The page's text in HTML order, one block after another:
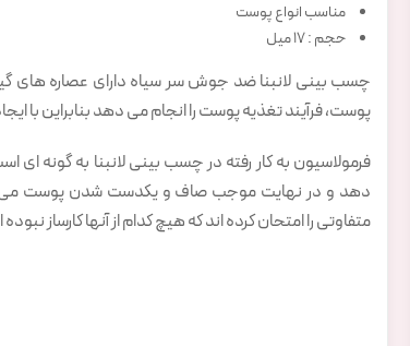
مناسب انواع پوست
حجم : ۱۷ میل
چسب بینی لانبنا ضد جوش سر سیاه دارای عصاره های
پوست، فرآیند تغذیه پوست را انجام می دهد بنابراین با
فرمولاسیون به کار رفته در چسب بینی لانبنا به گونه
دهد و در نهایت موجب صاف و یکدست شدن پوست می
متفاوتی را امتحان کرده اند که هیچ کدام از آنها کارساز